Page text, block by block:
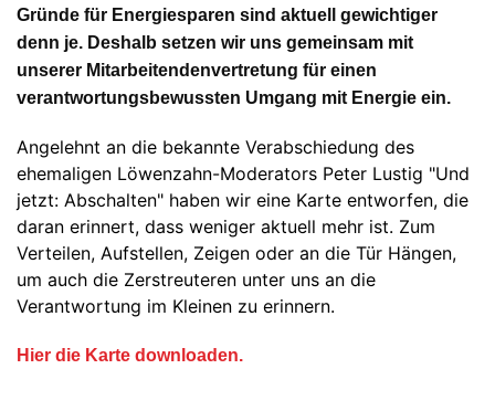
Gründe für Energiesparen sind aktuell gewichtiger
denn je. Deshalb setzen wir uns gemeinsam mit
unserer Mitarbeitendenvertretung für einen
verantwortungsbewussten Umgang mit Energie ein.
Angelehnt an die bekannte Verabschiedung des
ehemaligen Löwenzahn-Moderators Peter Lustig "Und
jetzt: Abschalten" haben wir eine Karte entworfen, die
daran erinnert, dass weniger aktuell mehr ist. Zum
Verteilen, Aufstellen, Zeigen oder an die Tür Hängen,
um auch die Zerstreuteren unter uns an die
Verantwortung im Kleinen zu erinnern.
Hier die Karte downloaden.